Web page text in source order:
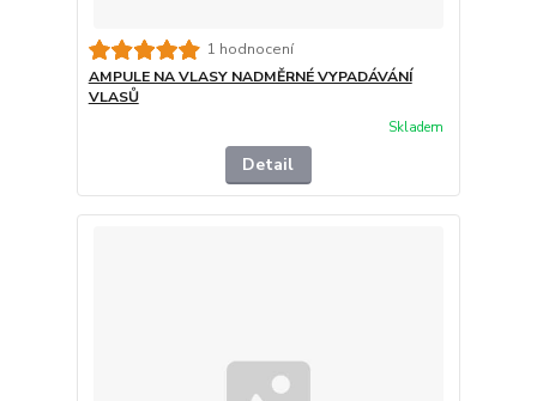
1 hodnocení
AMPULE NA VLASY NADMĚRNÉ VYPADÁVÁNÍ
VLASŮ
Skladem
Detail